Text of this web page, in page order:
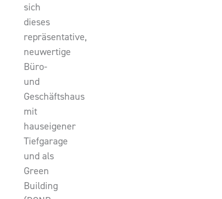
sich
dieses
repräsentative,
neuwertige
Büro-
und
Geschäftshaus
mit
hauseigener
Tiefgarage
und als
Green
Building